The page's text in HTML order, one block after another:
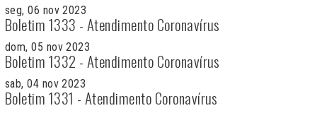
seg, 06 nov 2023
Boletim 1333 - Atendimento Coronavírus
dom, 05 nov 2023
Boletim 1332 - Atendimento Coronavírus
sab, 04 nov 2023
Boletim 1331 - Atendimento Coronavírus